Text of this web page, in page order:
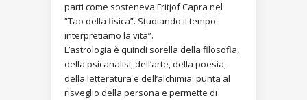
parti come sosteneva Fritjof Capra nel
“Tao della fisica”. Studiando il tempo
interpretiamo la vita”.
L’astrologia è quindi sorella della filosofia,
della psicanalisi, dell’arte, della poesia,
della letteratura e dell’alchimia: punta al
risveglio della persona e permette di